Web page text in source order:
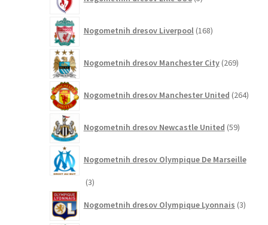
izdelkov
Nogometnih dresov Liverpool 168izdelkov
Nogometnih dresov Manchester City 269izdelkov
Nogometnih dresov Manchester United 264
Nogometnih dresov Newcastle United 59izdelkov
Nogometnih dresov Olympique De Marseille
33
Nogometnih dresov Olympique Lyonnais 3izdelki